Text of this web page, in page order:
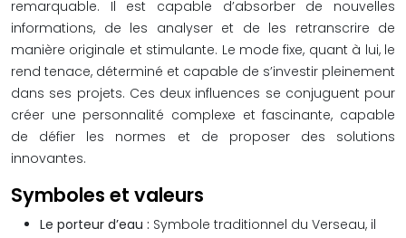
remarquable. Il est capable d’absorber de nouvelles
informations, de les analyser et de les retranscrire de
manière originale et stimulante. Le mode fixe, quant à lui, le
rend tenace, déterminé et capable de s’investir pleinement
dans ses projets. Ces deux influences se conjuguent pour
créer une personnalité complexe et fascinante, capable
de défier les normes et de proposer des solutions
innovantes.
Symboles et valeurs
Le porteur d’eau : Symbole traditionnel du Verseau, il